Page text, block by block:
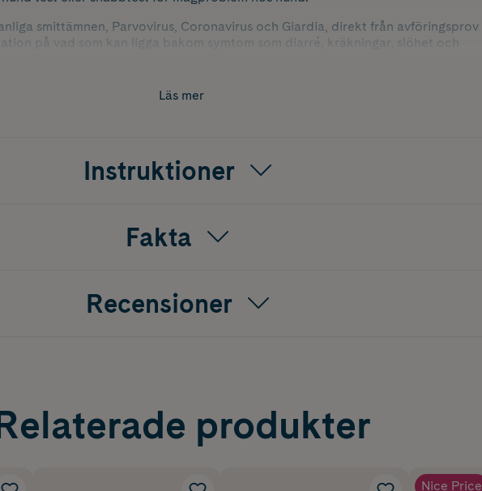
smittämnen, Parvovirus, Coronavirus och Giardia, direkt från avföringsprov
på vad som kan ligga bakom symtom som diarré, kräkningar, slöhet och
steg, exempelvis isolering eller kontakt med veterinär.
Läs mer
Instruktioner
Fakta
Recensioner
produkter
Nice Price